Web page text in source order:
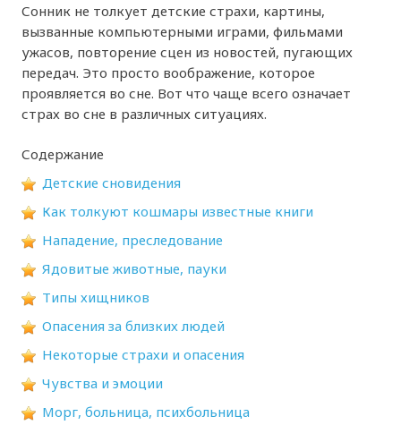
Сонник не толкует детские страхи, картины,
вызванные компьютерными играми, фильмами
ужасов, повторение сцен из новостей, пугающих
передач. Это просто воображение, которое
проявляется во сне. Вот что чаще всего означает
страх во сне в различных ситуациях.
Содержание
Детские сновидения
Как толкуют кошмары известные книги
Нападение, преследование
Ядовитые животные, пауки
Типы хищников
Опасения за близких людей
Некоторые страхи и опасения
Чувства и эмоции
Морг, больница, психбольница